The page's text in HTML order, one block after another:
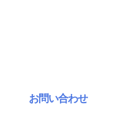
お問い合わせ